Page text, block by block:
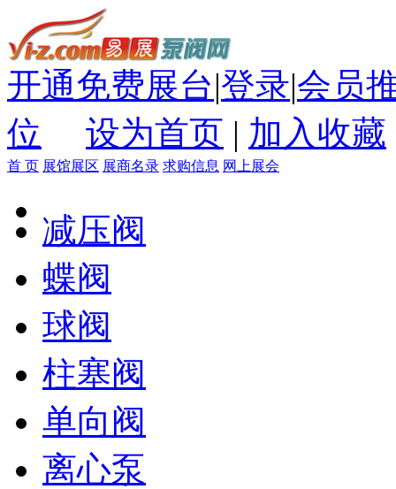
开通免费展台|登录|会员
位
设为首页 | 加入收藏
首 页 展馆展区 展商名录 求购信息 网上展会
减压阀
蝶阀
球阀
柱塞阀
单向阀
离心泵